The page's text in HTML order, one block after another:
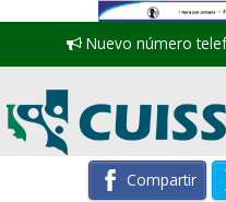
Nuevo número
Compartir